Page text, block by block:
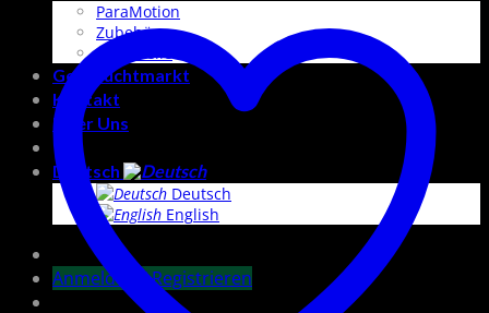
ParaMotion
Zubehör
Ersatzteile
Gebrauchtmarkt
Kontakt
Über Uns
Deutsch
Deutsch
English
Anmelden / Registrieren